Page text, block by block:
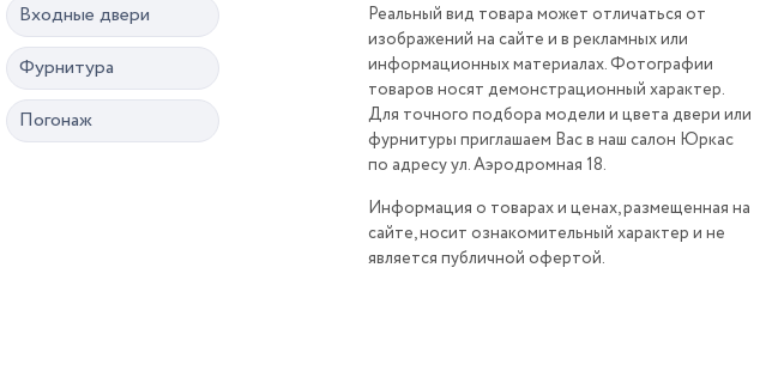
Входные двери
Фурнитура
Погонаж
Реальный вид товара может отличаться от
изображений на сайте и в рекламных или
информационных материалах. Фотографии
товаров носят демонстрационный характер.
Для точного подбора модели и цвета двери или
фурнитуры приглашаем Вас в наш салон Юркас
по адресу ул. Аэродромная 18.
Информация о товарах и ценах, размещенная на
сайте, носит ознакомительный характер и не
является публичной офертой.